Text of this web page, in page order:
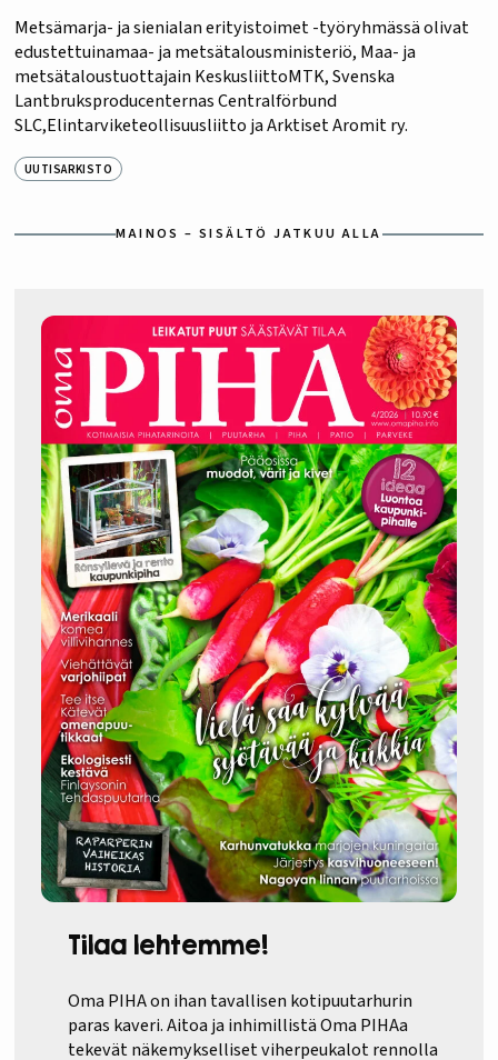
Metsämarja- ja sienialan erityistoimet -työryhmässä olivat
edustettuinamaa- ja metsätalousministeriö, Maa- ja
metsätaloustuottajain KeskusliittoMTK, Svenska
Lantbruksproducenternas Centralförbund
SLC,Elintarviketeollisuusliitto ja Arktiset Aromit ry.
UUTISARKISTO
MAINOS – SISÄLTÖ JATKUU ALLA
Tilaa lehtemme!
Oma PIHA on ihan tavallisen kotipuutarhurin
paras kaveri. Aitoa ja inhimillistä Oma PIHAa
tekevät näkemykselliset viherpeukalot rennolla